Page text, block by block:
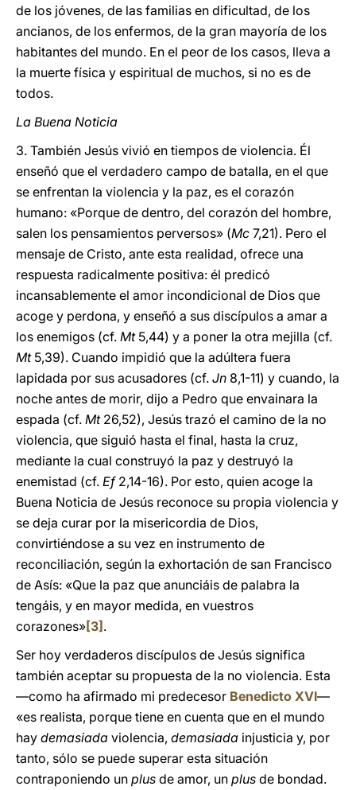
de los jóvenes, de las familias en dificultad, de los
ancianos, de los enfermos, de la gran mayoría de los
habitantes del mundo. En el peor de los casos, lleva a
la muerte física y espiritual de muchos, si no es de
todos.
La Buena Noticia
3. También Jesús vivió en tiempos de violencia. Él
enseñó que el verdadero campo de batalla, en el que
se enfrentan la violencia y la paz, es el corazón
humano: «Porque de dentro, del corazón del hombre,
salen los pensamientos perversos» (Mc 7,21). Pero el
mensaje de Cristo, ante esta realidad, ofrece una
respuesta radicalmente positiva: él predicó
incansablemente el amor incondicional de Dios que
acoge y perdona, y enseñó a sus discípulos a amar a
los enemigos (cf. Mt5,44) y a poner la otra mejilla (cf.
Mt5,39). Cuando impidió que la adúltera fuera
lapidada por sus acusadores (cf. Jn 8,1-11) y cuando, la
noche antes de morir, dijo a Pedro que envainara la
espada (cf. Mt26,52), Jesús trazó el camino de la no
violencia, que siguió hasta el final, hasta la cruz,
mediante la cual construyó la paz y destruyó la
enemistad (cf. Ef 2,14-16). Por esto, quien acoge la
Buena Noticia de Jesús reconoce su propia violencia y
se deja curar por la misericordia de Dios,
convirtiéndose a su vez en instrumento de
reconciliación, según la exhortación de san Francisco
de Asís: «Que la paz que anunciáis de palabra la
tengáis, y en mayor medida, en vuestros
corazones»[3] .
Ser hoy verdaderos discípulos de Jesús significa
también aceptar su propuesta de la no violencia. Esta
—como ha afirmado mi predecesor Benedicto XVI—
«es realista, porque tiene en cuenta que en el mundo
hay demasiada violencia, demasiada injusticia y, por
tanto, sólo se puede superar esta situación
contraponiendo un plus de amor, un plus de bondad.